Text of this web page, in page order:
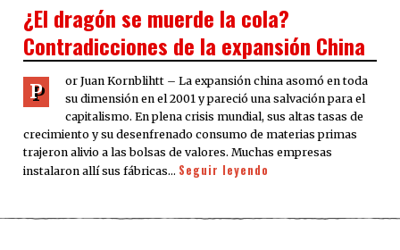
¿El dragón se muerde la cola?
Contradicciones de la expansión China
P
or Juan Kornblihtt – La expansión china asomó en toda
su dimensión en el 2001 y pareció una salvación para el
capitalismo. En plena crisis mundial, sus altas tasas de
crecimiento y su desenfrenado consumo de materias primas
trajeron alivio a las bolsas de valores. Muchas empresas
instalaron allí sus fábricas… Seguir leyendo